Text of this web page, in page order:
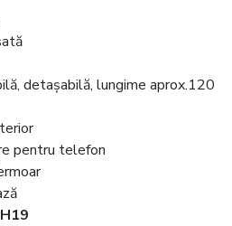
detașabilă, lungime aprox.120
pentru telefon